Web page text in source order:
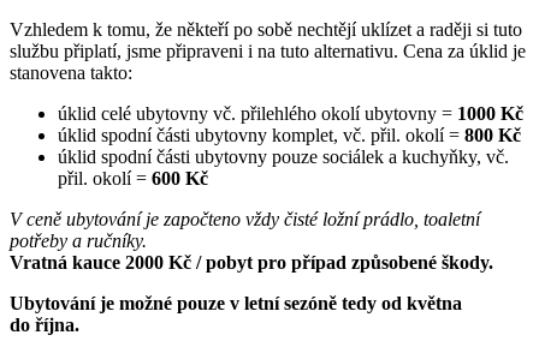
Vzhledem k tomu, že někteří po sobě nechtějí uklízet a raději si tuto
službu připlatí, jsme připraveni i na tuto alternativu. Cena za úklid je
stanovena takto:
úklid celé ubytovny vč. přilehlého okolí ubytovny = 1000 Kč
úklid spodní části ubytovny komplet, vč. přil. okolí = 800 Kč
úklid spodní části ubytovny pouze sociálek a kuchyňky, vč.
přil. okolí = 600 Kč
V ceně ubytování je započteno vždy čisté ložní prádlo, toaletní
potřeby a ručníky.
Vratná kauce 2000 Kč / pobyt pro případ způsobené škody.
Ubytování je možné pouze v letní sezóně tedy od května
do října.